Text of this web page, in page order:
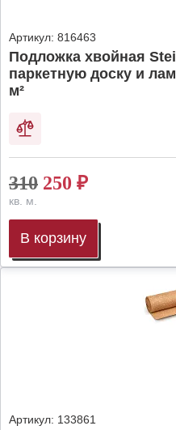
Артикул: 816463
Подложка хвойная
паркетную доску и
м²
310 250 ₽
кв. м.
В корзину
Артикул: 133861